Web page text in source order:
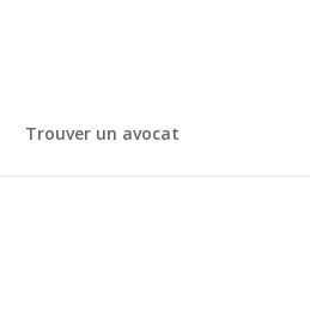
Trouver un avocat